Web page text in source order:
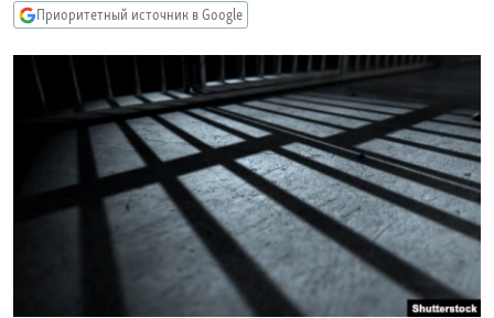
Вернутся
поиску
КАВКАЗ.РЕАЛИИ
СЕВЕР.РЕАЛИИ
СИБИРЬ.РЕАЛИИ
РАСПИСАНИЕ ВЕЩАНИЯ
ПОДПИШИТЕСЬ НА РАССЫЛКУ
Приоритетный источник в Google